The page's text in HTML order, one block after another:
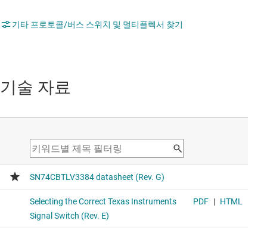
기타 프로토콜/버스 스위치 및 멀티플렉서 찾기
기술 자료